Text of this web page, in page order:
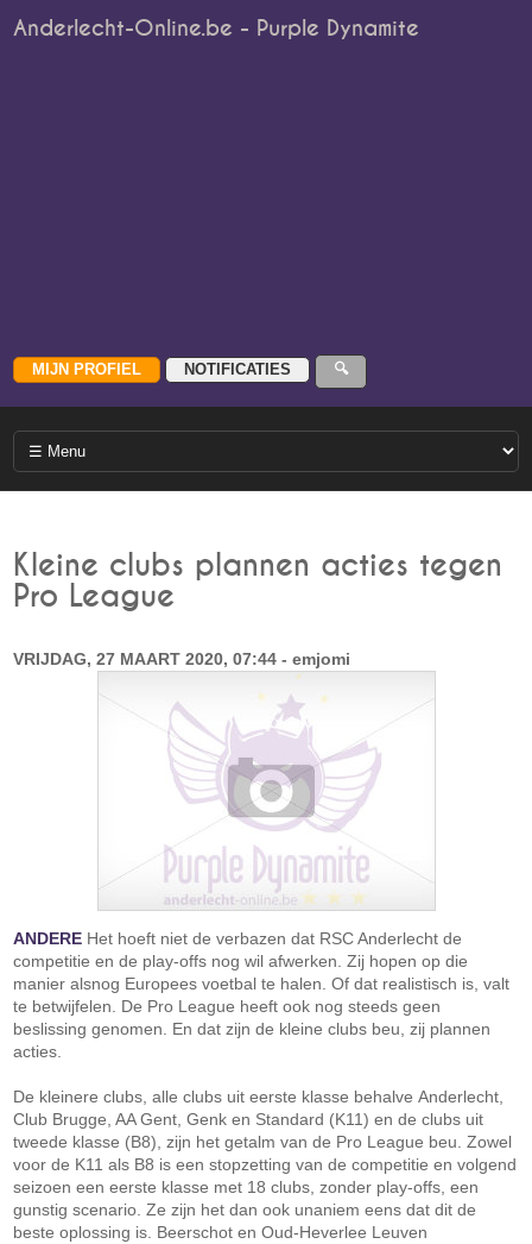
Anderlecht-Online.be - Purple Dynamite
Kleine clubs plannen acties tegen
Pro League
VRIJDAG, 27 MAART 2020, 07:44 - emjomi
ANDERE Het hoeft niet de verbazen dat RSC Anderlecht de
competitie en de play-offs nog wil afwerken. Zij hopen op die
manier alsnog Europees voetbal te halen. Of dat realistisch is, valt
te betwijfelen. De Pro League heeft ook nog steeds geen
beslissing genomen. En dat zijn de kleine clubs beu, zij plannen
acties.
De kleinere clubs, alle clubs uit eerste klasse behalve Anderlecht,
Club Brugge, AA Gent, Genk en Standard (K11) en de clubs uit
tweede klasse (B8), zijn het getalm van de Pro League beu. Zowel
voor de K11 als B8 is een stopzetting van de competitie en volgend
seizoen een eerste klasse met 18 clubs, zonder play-offs, een
gunstig scenario. Ze zijn het dan ook unaniem eens dat dit de
beste oplossing is. Beerschot en Oud-Heverlee Leuven